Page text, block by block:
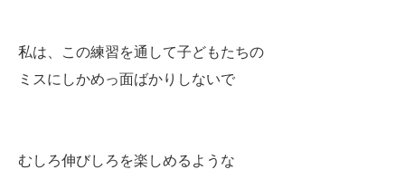
私は、この練習を通して子どもたちの
ミスにしかめっ面ばかりしないで
むしろ伸びしろを楽しめるような